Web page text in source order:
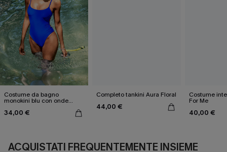
Costume da bagno
monokini blu con onde
34,00 €
Completo tankini Aura Floral
44,00 €
Costume
For Me
40,00 €
ACQUISTATI FREQUENTEMENTE INSIEME